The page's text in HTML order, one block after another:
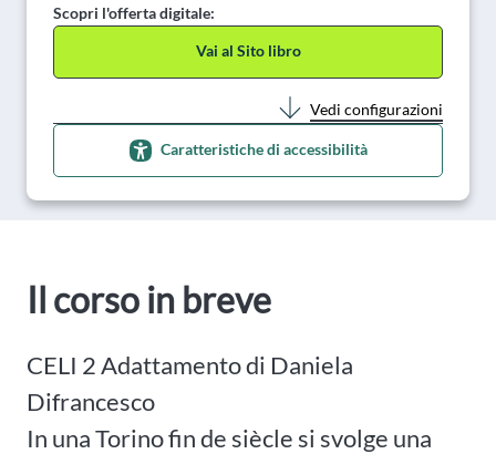
Scopri l'offerta digitale:
Vai al Sito libro
Vedi configurazioni
Caratteristiche di accessibilità
Il corso in breve
CELI 2 Adattamento di Daniela
Difrancesco
In una Torino fin de siècle si svolge una